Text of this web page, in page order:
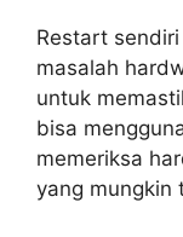
Restart
masalah
untuk
bisa
memeriksa
yang mungkin